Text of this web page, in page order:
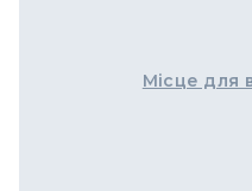
Місце для